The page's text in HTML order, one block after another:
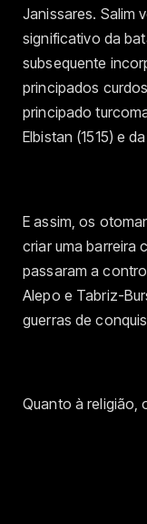
Janissares. Salim
significativo da
subsequente
principados
principado
Elbistan (1515) e
E assim, os
criar uma barreira
passaram a
Alepo e Tabriz-
guerras de
Quanto à religião,